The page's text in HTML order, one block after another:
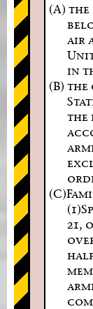
(A)
air
in
(B)
the
21,